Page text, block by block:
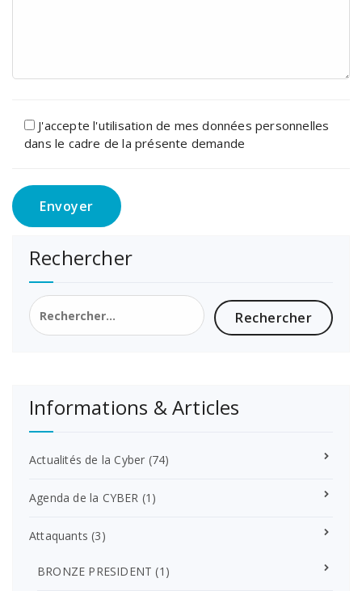
J'accepte l'utilisation de mes données personnelles
dans le cadre de la présente demande
Rechercher
Rechercher :
Informations & Articles
Actualités de la Cyber (74)
Agenda de la CYBER (1)
Attaquants (3)
BRONZE PRESIDENT (1)